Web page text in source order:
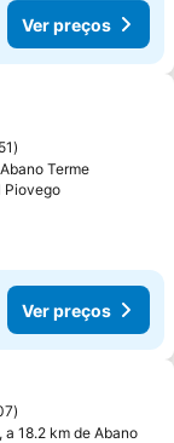
Ver preços
favoritos
Terme
Piovego
Ver preços
favoritos
18.2 km de Abano